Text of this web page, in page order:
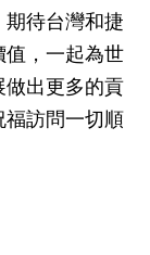
待台灣和捷
值，一起為世
做出更多的貢
福訪問一切順